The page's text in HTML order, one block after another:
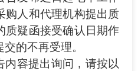
购人和代理机构提出质
质疑函接受确认日期作
的不再受理。
内容提出询问，请按以